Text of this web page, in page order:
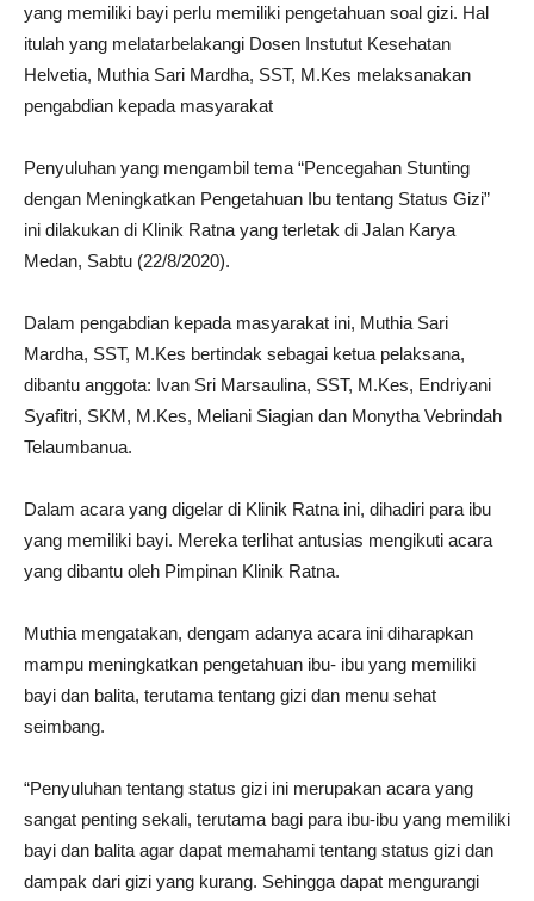
yang memiliki bayi perlu memiliki pengetahuan soal gizi. Hal
itulah yang melatarbelakangi Dosen Instutut Kesehatan
Helvetia, Muthia Sari Mardha, SST, M.Kes melaksanakan
pengabdian kepada masyarakat
Penyuluhan yang mengambil tema “Pencegahan Stunting
dengan Meningkatkan Pengetahuan Ibu tentang Status Gizi”
ini dilakukan di Klinik Ratna yang terletak di Jalan Karya
Medan, Sabtu (22/8/2020).
Dalam pengabdian kepada masyarakat ini, Muthia Sari
Mardha, SST, M.Kes bertindak sebagai ketua pelaksana,
dibantu anggota: Ivan Sri Marsaulina, SST, M.Kes, Endriyani
Syafitri, SKM, M.Kes, Meliani Siagian dan Monytha Vebrindah
Telaumbanua.
Dalam acara yang digelar di Klinik Ratna ini, dihadiri para ibu
yang memiliki bayi. Mereka terlihat antusias mengikuti acara
yang dibantu oleh Pimpinan Klinik Ratna.
Muthia mengatakan, dengam adanya acara ini diharapkan
mampu meningkatkan pengetahuan ibu- ibu yang memiliki
bayi dan balita, terutama tentang gizi dan menu sehat
seimbang.
“Penyuluhan tentang status gizi ini merupakan acara yang
sangat penting sekali, terutama bagi para ibu-ibu yang memiliki
bayi dan balita agar dapat memahami tentang status gizi dan
dampak dari gizi yang kurang. Sehingga dapat mengurangi